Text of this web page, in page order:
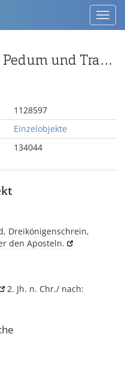
Gemme mit Satyr mit Pedum und Traube
1128597
Einzelobjekte
134044
Dreikönigenschrein,
den Aposteln.
2. Jh. n. Chr./ nach: